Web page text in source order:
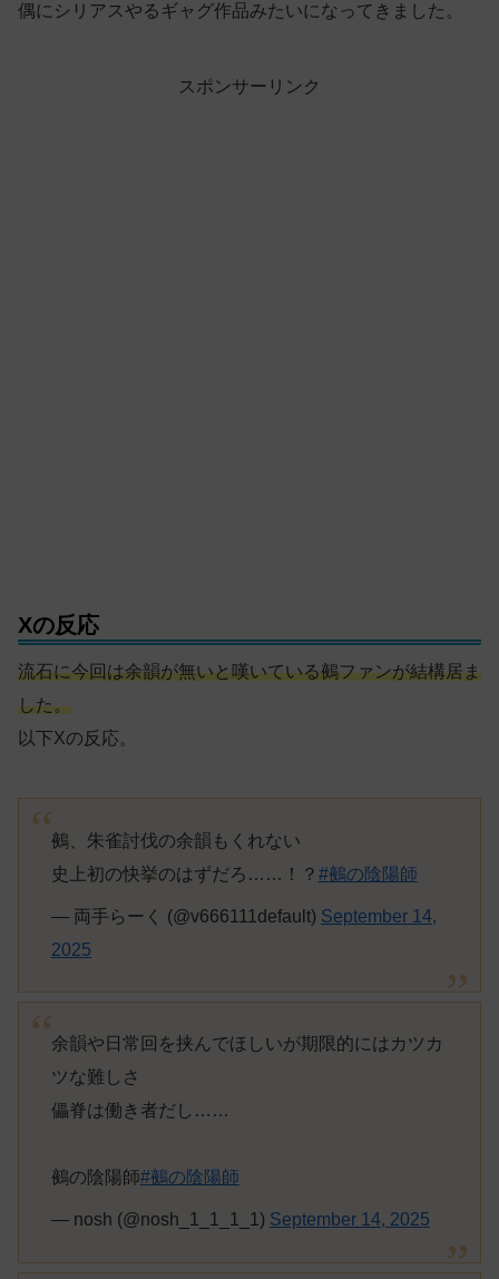
偶にシリアスやるギャグ作品みたいになってきました。
スポンサーリンク
Xの反応
流石に今回は余韻が無いと嘆いている鵺ファンが結構居ま
した。
以下Xの反応。
鵺、朱雀討伐の余韻もくれない
史上初の快挙のはずだろ……！？ #鵺の陰陽師
— 両手らーく (@v666111default) September 14,
2025
余韻や日常回を挟んでほしいが期限的にはカツカ
ツな難しさ
儡脊は働き者だし……
鵺の陰陽師#鵺の陰陽師
— nosh (@nosh_1_1_1_1) September 14, 2025